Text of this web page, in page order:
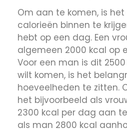
Om aan te komen, is
calorieën binnen te
hebt op een dag. Een
algemeen 2000 kcal op
Voor een man is dit
wilt komen, is het
hoeveelheden te zitten.
het bijvoorbeeld als
2300 kcal per dag aan
als man 2800 kcal